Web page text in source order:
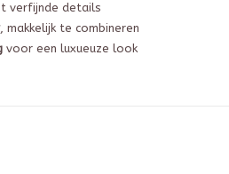
verfijnde details
, makkelijk te combineren
voor een luxueuze look